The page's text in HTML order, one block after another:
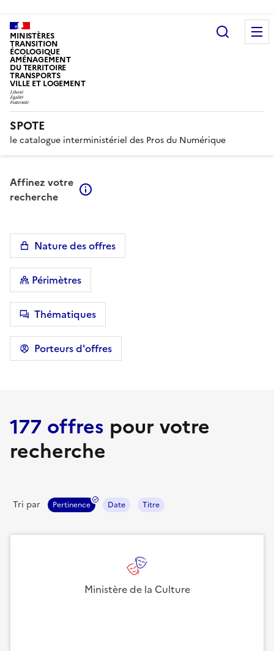
MINISTÈRES
TRANSITION
ÉCOLOGIQUE
AMÉNAGEMENT
DU TERRITOIRE
TRANSPORTS
VILLE ET LOGEMENT
SPOTE
le catalogue interministériel des Pros du Numérique
Affinez votre
recherche
Nature des offres
Périmètres
Thématiques
Porteurs d'offres
177 offres pour votre
recherche
Tri par Pertinence Date Titre
Ministère de la Culture